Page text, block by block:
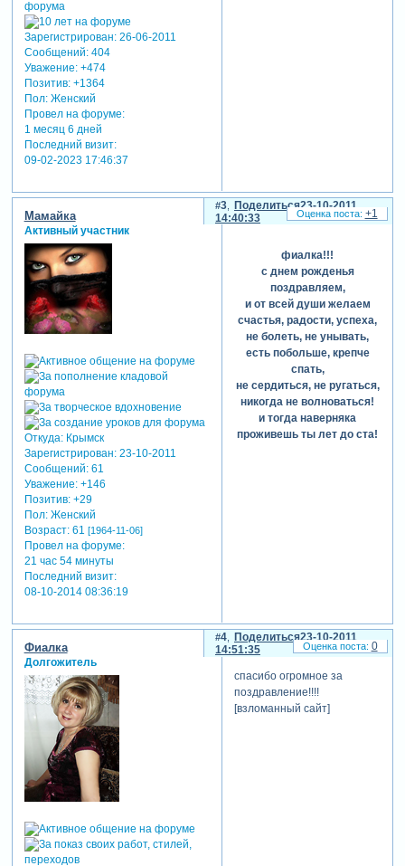
Зарегистрирован: 26-06-2011
Сообщений:404
Уважение: +474
Позитив: +1364
Пол:Женский
Провел на форуме:
1 месяц 6 дней
Последний визит:
09-02-2023 17:46:37
Поделиться
3
23-10-2011
14:40:33
Мамайка
Активный участник
Откуда:Крымск
Зарегистрирован: 23-10-2011
Сообщений:61
Уважение: +146
Позитив: +29
Пол:Женский
Возраст:61 [1964-11-06]
Провел на форуме:
21 час 54 минуты
Последний визит:
08-10-2014 08:36:19
фиалка!!!
с днем рожденья
поздравляем,
и от всей души желаем
счастья, радости, успеха,
не болеть, не унывать,
есть побольше, крепче
спать,
не сердиться, не ругаться,
никогда не волноваться!
и тогда наверняка
проживешь ты лет до ста!
+1
Поделиться
4
23-10-2011
14:51:35
Фиалка
Долгожитель
спасибо огромное за
поздравление!!!!
[взломанный сайт]
0